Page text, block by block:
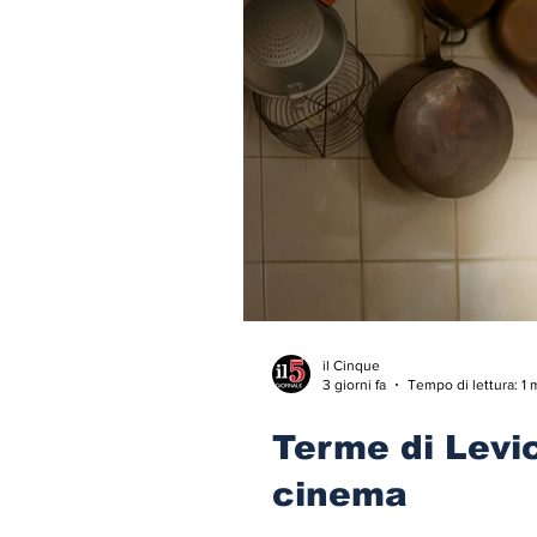
Terme di
cinema
il Cinque
3 giorni fa
Tempo di lettura: 1